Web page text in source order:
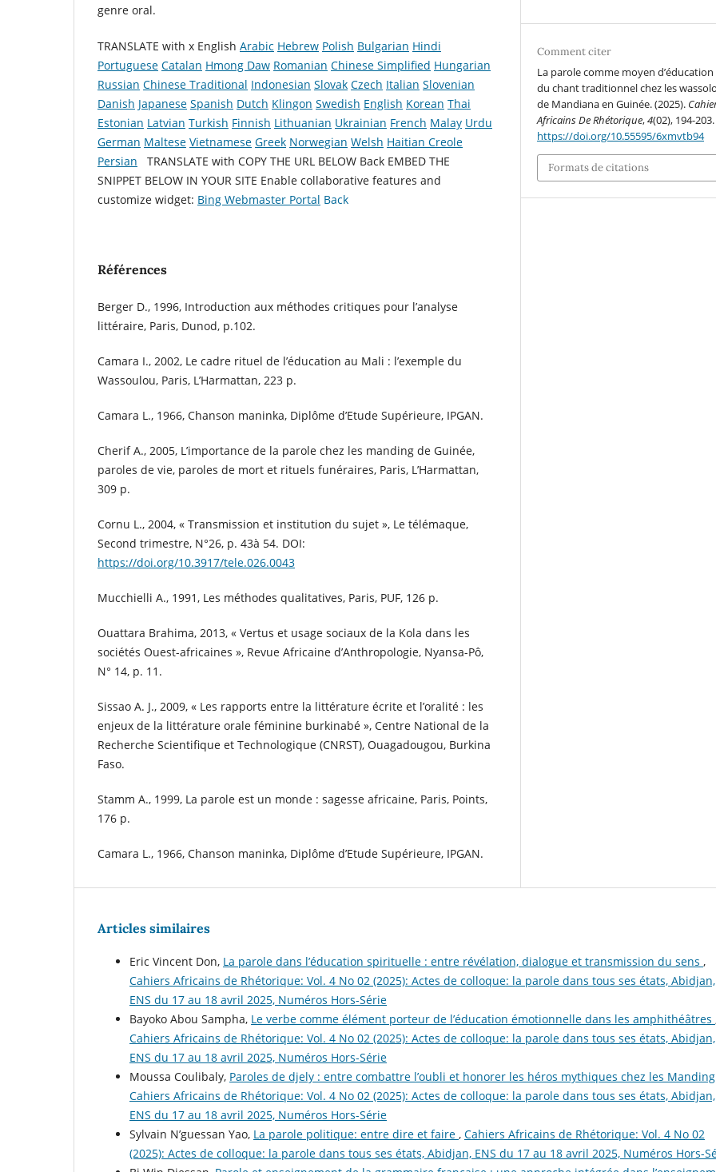
genre oral.
TRANSLATE with x English Arabic Hebrew Polish Bulgarian Hindi
Portuguese Catalan Hmong Daw Romanian Chinese Simplified Hungarian
Russian Chinese Traditional Indonesian Slovak Czech Italian Slovenian
Danish Japanese Spanish Dutch Klingon Swedish English Korean Thai
Estonian Latvian Turkish Finnish Lithuanian Ukrainian French Malay Urdu
German Maltese Vietnamese Greek Norwegian Welsh Haitian Creole
Persian
TRANSLATE with COPY THE URL BELOW Back EMBED THE
SNIPPET BELOW IN YOUR SITE Enable collaborative features and
customize widget: Bing Webmaster Portal Back
Références
Berger D., 1996, Introduction aux méthodes critiques pour l’analyse
littéraire, Paris, Dunod, p.102.
Camara I., 2002, Le cadre rituel de l’éducation au Mali : l’exemple du
Wassoulou, Paris, L’Harmattan, 223 p.
Camara L., 1966, Chanson maninka, Diplôme d’Etude Supérieure, IPGAN.
Cherif A., 2005, L’importance de la parole chez les manding de Guinée,
paroles de vie, paroles de mort et rituels funéraires, Paris, L’Harmattan,
309 p.
Cornu L., 2004, « Transmission et institution du sujet », Le télémaque,
Second trimestre, N°26, p. 43à 54. DOI:
https://doi.org/10.3917/tele.026.0043
Mucchielli A., 1991, Les méthodes qualitatives, Paris, PUF, 126 p.
Ouattara Brahima, 2013, « Vertus et usage sociaux de la Kola dans les
sociétés Ouest-africaines », Revue Africaine d’Anthropologie, Nyansa-Pô,
N° 14, p. 11.
Sissao A. J., 2009, « Les rapports entre la littérature écrite et l’oralité : les
enjeux de la littérature orale féminine burkinabé », Centre National de la
Recherche Scientifique et Technologique (CNRST), Ouagadougou, Burkina
Faso.
Stamm A., 1999, La parole est un monde : sagesse africaine, Paris, Points,
176 p.
Camara L., 1966, Chanson maninka, Diplôme d’Etude Supérieure, IPGAN.
Comment citer
La parole comme moyen d’éducation
du chant traditionnel chez les
de Mandiana en Guinée. (2025).
Africains De Rhétorique,4(02), 194-203.
https://doi.org/10.55595/6xmvtb94
Formats de citations
Articles similaires
Eric Vincent Don, La parole dans l’éducation spirituelle : entre révélation, dialogue et transmission du sens ,
Cahiers Africains de Rhétorique: Vol. 4 No 02 (2025): Actes de colloque: la parole dans tous ses états, Abidjan,
ENS du 17 au 18 avril 2025, Numéros Hors-Série
Bayoko Abou Sampha, Le verbe comme élément porteur de l’éducation émotionnelle dans les amphithéâtres
Cahiers Africains de Rhétorique: Vol. 4 No 02 (2025): Actes de colloque: la parole dans tous ses états, Abidjan,
ENS du 17 au 18 avril 2025, Numéros Hors-Série
Moussa Coulibaly, Paroles de djely : entre combattre l’oubli et honorer les héros mythiques chez les
Cahiers Africains de Rhétorique: Vol. 4 No 02 (2025): Actes de colloque: la parole dans tous ses états, Abidjan,
ENS du 17 au 18 avril 2025, Numéros Hors-Série
Sylvain N’guessan Yao, La parole politique: entre dire et faire , Cahiers Africains de Rhétorique: Vol. 4 No 02
(2025): Actes de colloque: la parole dans tous ses états, Abidjan, ENS du 17 au 18 avril 2025, Numéros Hors-